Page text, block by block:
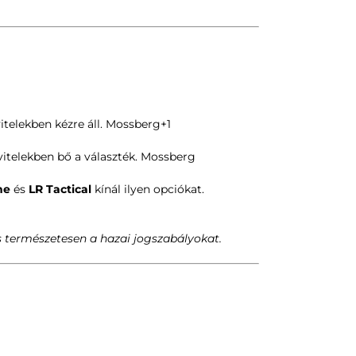
kézre áll. Mossberg+1
bő a választék. Mossberg
és LR Tacticalkínál ilyen opciókat.
a hazai jogszabályokat.